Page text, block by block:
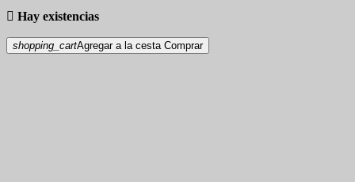
 Hay existencias
shopping_cartAgregar a la cesta Comprar